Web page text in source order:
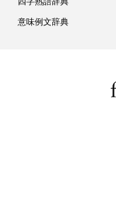
意味例文辞典